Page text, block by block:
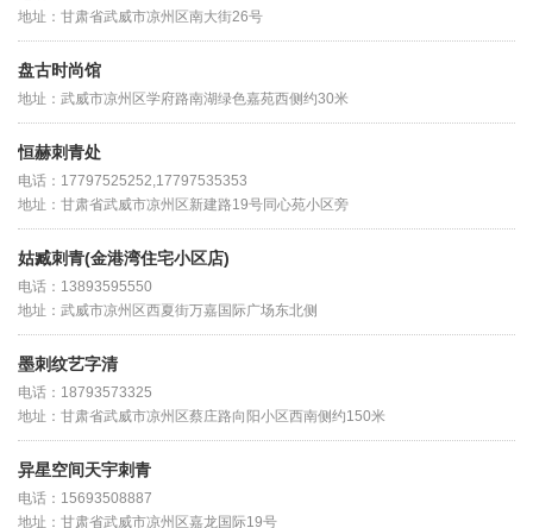
地址：甘肃省武威市凉州区南大街26号
盘古时尚馆
地址：武威市凉州区学府路南湖绿色嘉苑西侧约30米
恒赫刺青处
电话：17797525252,17797535353
地址：甘肃省武威市凉州区新建路19号同心苑小区旁
姑臧刺青(金港湾住宅小区店)
电话：13893595550
地址：武威市凉州区西夏街万嘉国际广场东北侧
墨刺纹艺字清
电话：18793573325
地址：甘肃省武威市凉州区蔡庄路向阳小区西南侧约150米
异星空间天宇刺青
电话：15693508887
地址：甘肃省武威市凉州区嘉龙国际19号